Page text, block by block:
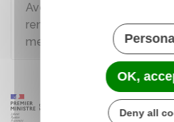
Avec quels documents un
rendre dans les
mer (Drom) ?
OK,
Deny all